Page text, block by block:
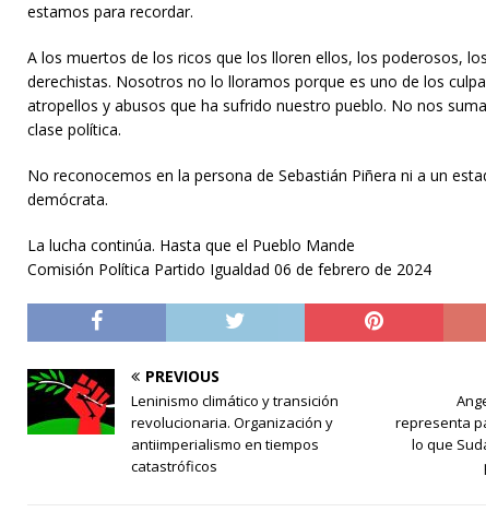
estamos para recordar.
A los muertos de los ricos que los lloren ellos, los poderosos,
derechistas. Nosotros no lo lloramos porque es uno de los
atropellos y abusos que ha sufrido nuestro pueblo. No nos
clase política.
No reconocemos en la persona de Sebastián Piñera ni a un
demócrata.
La lucha continúa. Hasta que el Pueblo Mande
Comisión Política Partido Igualdad 06 de febrero de 2024
PREVIOUS
Leninismo climático y transición
revolucionaria. Organización y
antiimperialismo en tiempos
catastróficos
representa
lo que